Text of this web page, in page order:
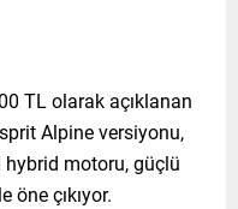
TL olarak açıklanan
Alpine versiyonu,
motoru, güçlü
öne çıkıyor.